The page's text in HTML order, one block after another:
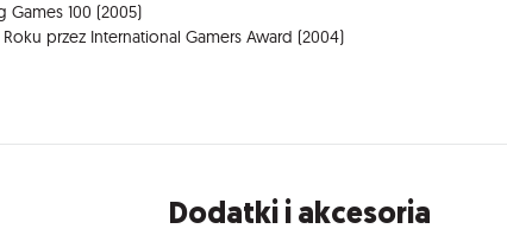
Games 100 (2005)
przez International Gamers Award (2004)
Dodatki i akcesoria